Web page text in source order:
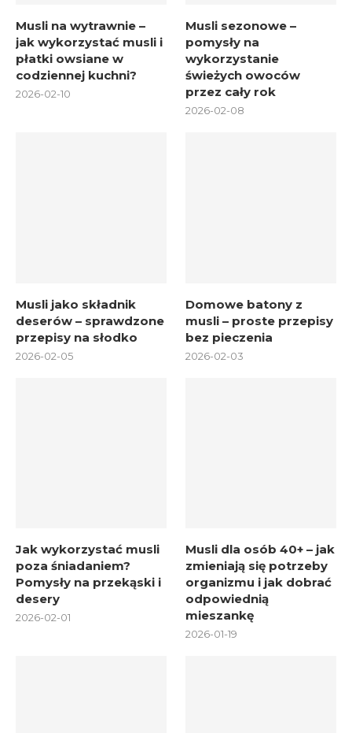
Musli na wytrawnie –
jak wykorzystać musli i
płatki owsiane w
codziennej kuchni?
2026-02-10
Musli sezonowe –
pomysły na
wykorzystanie
świeżych owoców
przez cały rok
2026-02-08
Musli jako składnik
deserów – sprawdzone
przepisy na słodko
2026-02-05
Domowe batony z
musli – proste przepisy
bez pieczenia
2026-02-03
Jak wykorzystać musli
poza śniadaniem?
Pomysły na przekąski i
desery
2026-02-01
Musli dla osób 40+ – jak
zmieniają się potrzeby
organizmu i jak dobrać
odpowiednią
mieszankę
2026-01-19